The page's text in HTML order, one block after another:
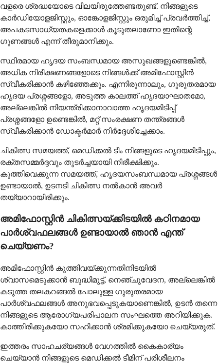
വളരെ ശ്രദ്ധയോടെ വിലയിരുത്തേണ്ടതുണ്ട്. നിങ്ങളുടെ
കാർഡിയോളജിസ്റ്റും, ഓങ്കോളജിസ്റ്റും ഒരുമിച്ച് പ്രവർത്തിച്ച്,
അപകടസാധ്യതകളെക്കാൾ കൂടുതലാണോ ഇതിന്റെ
ഗുണങ്ങൾ എന്ന് തീരുമാനിക്കും.
സ്ഥിരമായ ഹൃദയ സംബന്ധമായ അസുഖങ്ങളുണ്ടെങ്കിൽ,
അധിക നിരീക്ഷണങ്ങളോടെ നിങ്ങൾക്ക് അമിഫോസ്റ്റിൻ
സ്വീകരിക്കാൻ കഴിഞ്ഞേക്കും. എന്നിരുന്നാലും, ഗുരുതരമായ
ഹൃദയ പ്രശ്നങ്ങളോ, അടുത്ത കാലത്ത് ഹൃദയാഘാതമോ,
അല്ലെങ്കിൽ നിയന്ത്രിക്കാനാവാത്ത ഹൃദയമിടിപ്പ്
പ്രശ്നങ്ങളോ ഉണ്ടെങ്കിൽ, മറ്റ് സംരക്ഷണ തന്ത്രങ്ങൾ
സ്വീകരിക്കാൻ ഡോക്ടർമാർ നിർദ്ദേശിച്ചേക്കാം.
ചികിത്സ സമയത്ത്, മെഡിക്കൽ ടീം നിങ്ങളുടെ ഹൃദയമിടിപ്പും,
രക്തസമ്മർദ്ദവും തുടർച്ചയായി നിരീക്ഷിക്കും.
കുത്തിവെക്കുന്ന സമയത്ത്, ഹൃദയസംബന്ധമായ പ്രശ്നങ്ങൾ
ഉണ്ടായാൽ, ഉടനടി ചികിത്സ നൽകാൻ അവർ
തയ്യാറായിരിക്കും.
അമിഫോസ്റ്റിൻ ചികിത്സയ്ക്കിടയിൽ കഠിനമായ
പാർശ്വഫലങ്ങൾ ഉണ്ടായാൽ ഞാൻ എന്ത്
ചെയ്യണം?
അമിഫോസ്റ്റിൻ കുത്തിവയ്ക്കുന്നതിനിടയിൽ
ശ്വാസമെടുക്കാൻ ബുദ്ധിമുട്ട്, നെഞ്ചുവേദന, അല്ലെങ്കിൽ
കടുത്ത തലകറങ്ങൽ പോലുള്ള ഗുരുതരമായ
പാർശ്വഫലങ്ങൾ അനുഭവപ്പെടുകയാണെങ്കിൽ, ഉടൻ തന്നെ
നിങ്ങളുടെ ആരോഗ്യപരിപാലന സംഘത്തെ അറിയിക്കുക.
കാത്തിരിക്കുകയോ സഹിക്കാൻ ശ്രമിക്കുകയോ ചെയ്യരുത്.
ഇത്തരം സാഹചര്യങ്ങൾ വേഗത്തിൽ കൈകാര്യം
ചെയ്യാൻ നിങ്ങളുടെ മെഡിക്കൽ ടീമിന് പരിശീലനം